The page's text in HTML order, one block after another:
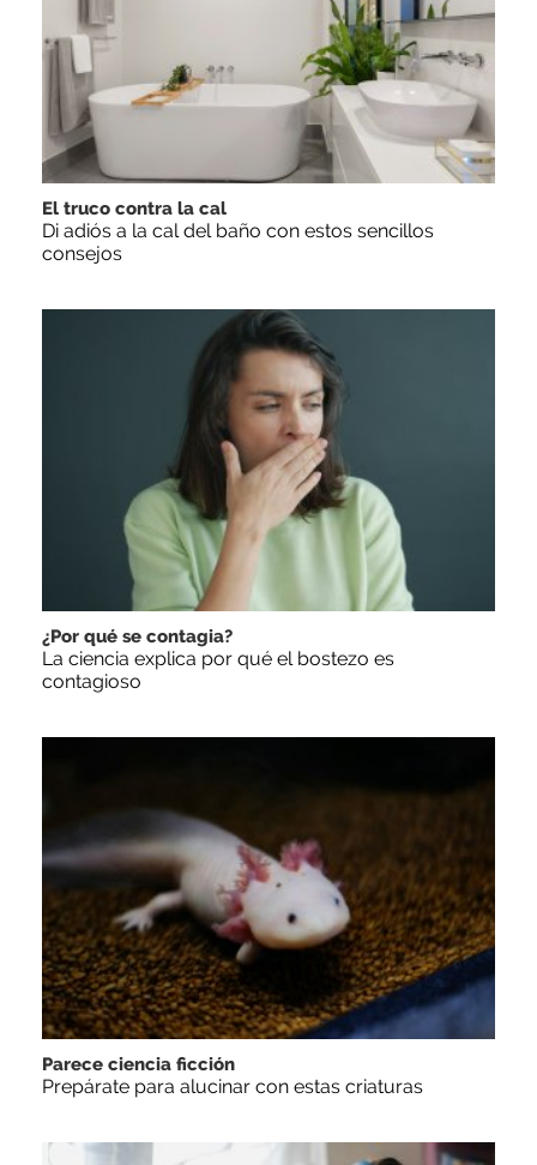
El truco contra la cal
Di adiós a la cal del baño con estos sencillos
consejos
¿Por qué se contagia?
La ciencia explica por qué el bostezo es
contagioso
Parece ciencia ficción
Prepárate para alucinar con estas criaturas